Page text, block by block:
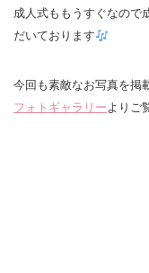
成人式ももうすぐなので
だいております
今回も素敵なお写真を掲
フォトギャラリーよりご